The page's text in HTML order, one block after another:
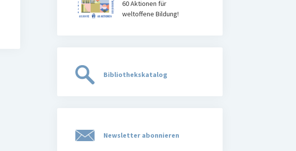
60 Aktionen für
weltoffene Bildung!
Bibliothekskatalog
Newsletter abonnieren